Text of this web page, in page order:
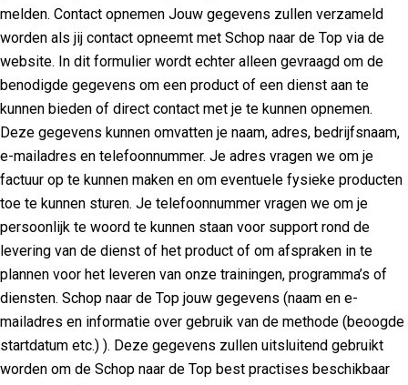
melden. Contact opnemen Jouw gegevens zullen verzameld
worden als jij contact opneemt met Schop naar de Top via de
website. In dit formulier wordt echter alleen gevraagd om de
benodigde gegevens om een product of een dienst aan te
kunnen bieden of direct contact met je te kunnen opnemen.
Deze gegevens kunnen omvatten je naam, adres, bedrijfsnaam,
e-mailadres en telefoonnummer. Je adres vragen we om je
factuur op te kunnen maken en om eventuele fysieke producten
toe te kunnen sturen. Je telefoonnummer vragen we om je
persoonlijk te woord te kunnen staan voor support rond de
levering van de dienst of het product of om afspraken in te
plannen voor het leveren van onze trainingen, programma’s of
diensten. Schop naar de Top jouw gegevens (naam en e-
mailadres en informatie over gebruik van de methode (beoogde
startdatum etc.) ). Deze gegevens zullen uitsluitend gebruikt
worden om de Schop naar de Top best practises beschikbaar